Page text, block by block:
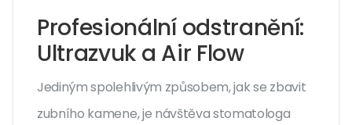
Profesionální odstranění:
Ultrazvuk a Air Flow
Jediným spolehlivým způsobem, jak se zbavit
zubního kamene, je návštěva stomatologa